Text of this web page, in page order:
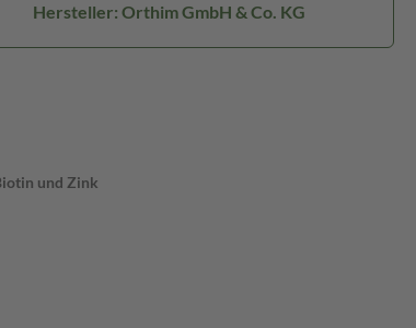
Hersteller: Orthim GmbH & Co. KG
und Zink